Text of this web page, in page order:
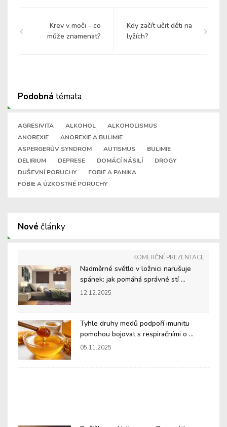
Krev v moči - co
může znamenat?
Kdy začít učit děti na
lyžích?
Podobná témata
AGRESIVITA ALKOHOL
ALKOHOLISMUS
ANOREXIE
ANOREXIE A BULIMIE
ASPERGERŮV SYNDROM
AUTISMUS
BULIMIE
DELIRIUM
DEPRESE DOMÁCÍ NÁSILÍ
DROGY
DUŠEVNÍ PORUCHY
FOBIE A PANIKA
FOBIE A ÚZKOSTNÉ PORUCHY
Nové články
KOMERČNÍ PREZENTACE
Nadměrné světlo v ložnici narušuje
spánek: jak pomáhá správné stí ...
12.12.2025
Tyhle druhy medů podpoří imunitu
pomohou bojovat s respiračními o ...
05.11.2025